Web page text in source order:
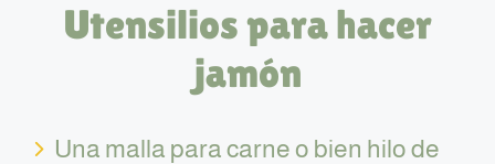
Utensilios para hacer
jamón
Una malla para carne o bien hilo de